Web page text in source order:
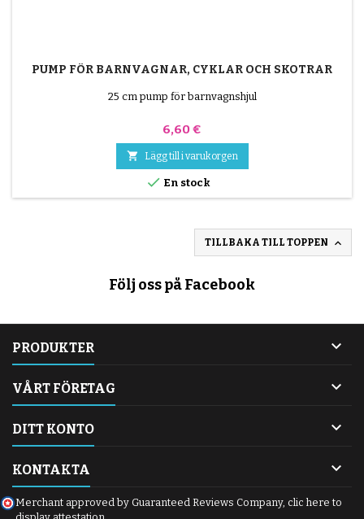
PUMP FÖR BARNVAGNAR, CYKLAR OCH SKOTRAR
25 cm pump för barnvagnshjul
Pris
6,60 €
 Lägg till i varukorgen
 En stock
TILLBAKA TILL TOPPEN 
Följ oss på Facebook
PRODUKTER 
VÅRT FÖRETAG 
DITT KONTO 
KONTAKTA 
Merchant approved by Guaranteed Reviews Company, clic here to